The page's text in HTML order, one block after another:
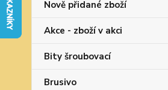
Nově přidané zboží
Akce - zboží v akci
Bity šroubovací
Brusivo